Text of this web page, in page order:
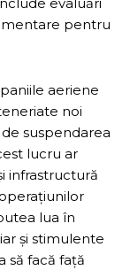
pentru
aeriene
noi
suspendarea
lucru ar
infrastructură
lua în
și stimulente
să facă față